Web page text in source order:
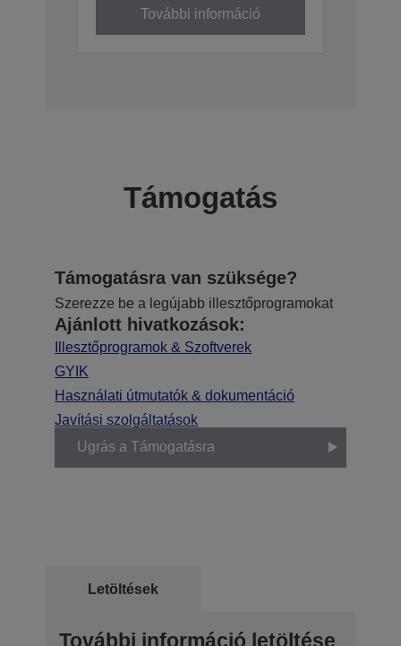
További információ
Támogatás
Támogatásra van szüksége?
Szerezze be a legújabb illesztőprogramokat
Ajánlott hivatkozások:
Illesztőprogramok & Szoftverek
GYIK
Használati útmutatók & dokumentáció
Javítási szolgáltatások
Ugrás a Támogatásra
Letöltések
További információ letöltése